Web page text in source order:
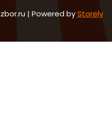
| Powered byStorely